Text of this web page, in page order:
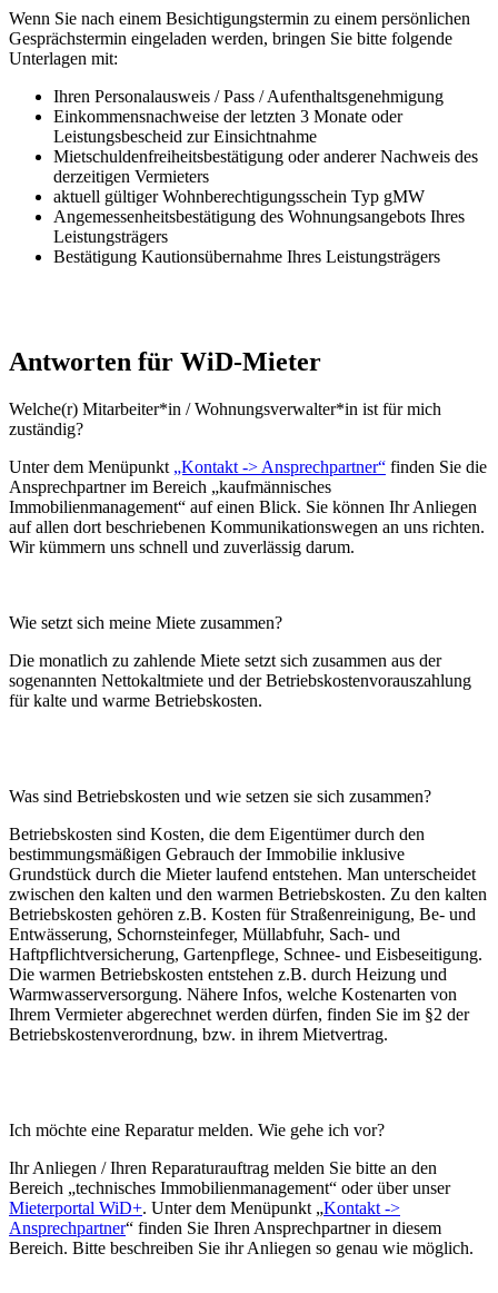
Wenn Sie nach einem Besichtigungstermin zu einem persönlichen
Gesprächstermin eingeladen werden, bringen Sie bitte folgende
Unterlagen mit:
Ihren Personalausweis / Pass / Aufenthaltsgenehmigung
Einkommensnachweise der letzten 3 Monate oder
Leistungsbescheid zur Einsichtnahme
Mietschuldenfreiheitsbestätigung oder anderer Nachweis des
derzeitigen Vermieters
aktuell gültiger Wohnberechtigungsschein Typ gMW
Angemessenheitsbestätigung des Wohnungsangebots Ihres
Leistungsträgers
Bestätigung Kautionsübernahme Ihres Leistungsträgers
Antworten für WiD-Mieter
Welche(r) Mitarbeiter*in / Wohnungsverwalter*in ist für mich
zuständig?
Unter dem Menüpunkt „Kontakt -> Ansprechpartner“ finden Sie die
Ansprechpartner im Bereich „kaufmännisches
Immobilienmanagement“ auf einen Blick. Sie können Ihr Anliegen
auf allen dort beschriebenen Kommunikationswegen an uns richten.
Wir kümmern uns schnell und zuverlässig darum.
Wie setzt sich meine Miete zusammen?
Die monatlich zu zahlende Miete setzt sich zusammen aus der
sogenannten Nettokaltmiete und der Betriebskostenvorauszahlung
für kalte und warme Betriebskosten.
Was sind Betriebskosten und wie setzen sie sich zusammen?
Betriebskosten sind Kosten, die dem Eigentümer durch den
bestimmungsmäßigen Gebrauch der Immobilie inklusive
Grundstück durch die Mieter laufend entstehen. Man unterscheidet
zwischen den kalten und den warmen Betriebskosten. Zu den kalten
Betriebskosten gehören z.B. Kosten für Straßenreinigung, Be- und
Entwässerung, Schornsteinfeger, Müllabfuhr, Sach- und
Haftpflichtversicherung, Gartenpflege, Schnee- und Eisbeseitigung.
Die warmen Betriebskosten entstehen z.B. durch Heizung und
Warmwasserversorgung. Nähere Infos, welche Kostenarten von
Ihrem Vermieter abgerechnet werden dürfen, finden Sie im §2 der
Betriebskostenverordnung, bzw. in ihrem Mietvertrag.
Ich möchte eine Reparatur melden. Wie gehe ich vor?
Ihr Anliegen / Ihren Reparaturauftrag melden Sie bitte an den
Bereich „technisches Immobilienmanagement“ oder über unser
Mieterportal WiD+. Unter dem Menüpunkt „Kontakt ->
Ansprechpartner“ finden Sie Ihren Ansprechpartner in diesem
Bereich. Bitte beschreiben Sie ihr Anliegen so genau wie möglich.